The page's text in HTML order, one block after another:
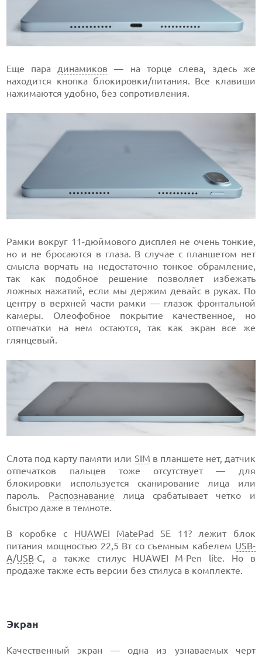
Еще пара динамиков — на торце слева, здесь же
находится кнопка блокировки/питания. Все клавиши
нажимаются удобно, без сопротивления.
Рамки вокруг 11-дюймового дисплея не очень тонкие,
но и не бросаются в глаза. В случае с планшетом нет
смысла ворчать на недостаточно тонкое обрамление,
так как подобное решение позволяет избежать
ложных нажатий, если мы держим девайс в руках. По
центру в верхней части рамки — глазок фронтальной
камеры. Олеофобное покрытие качественное, но
отпечатки на нем остаются, так как экран все же
глянцевый.
Слота под карту памяти или SIM в планшете нет, датчик
отпечатков пальцев тоже отсутствует — для
блокировки используется сканирование лица или
пароль. Распознавание лица срабатывает четко и
быстро даже в темноте.
В коробке с HUAWEI MatePad SE 11? лежит блок
питания мощностью 22,5 Вт со съемным кабелем USB-
A/USB-C, а также стилус HUAWEI M-Pen lite. Но в
продаже также есть версии без стилуса в комплекте.
Экран
Качественный экран — одна из узнаваемых черт